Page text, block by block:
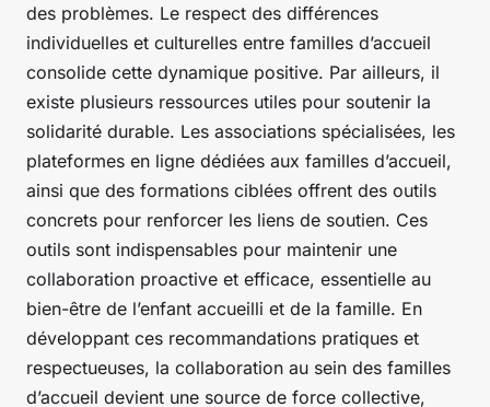
des problèmes. Le respect des différences
individuelles et culturelles entre familles d’accueil
consolide cette dynamique positive. Par ailleurs, il
existe plusieurs ressources utiles pour soutenir la
solidarité durable. Les associations spécialisées, les
plateformes en ligne dédiées aux familles d’accueil,
ainsi que des formations ciblées offrent des outils
concrets pour renforcer les liens de soutien. Ces
outils sont indispensables pour maintenir une
collaboration proactive et efficace, essentielle au
bien-être de l’enfant accueilli et de la famille. En
développant ces recommandations pratiques et
respectueuses, la collaboration au sein des familles
d’accueil devient une source de force collective,